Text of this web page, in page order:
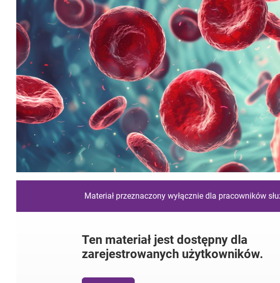
Materiał przeznaczony wyłącznie dla pracowników
Ten materiał jest dostępny dla
zarejestrowanych użytkowników.